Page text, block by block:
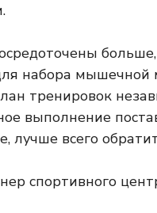
больше,
набора
тренировок
выполнение
лучше всего
спортивного